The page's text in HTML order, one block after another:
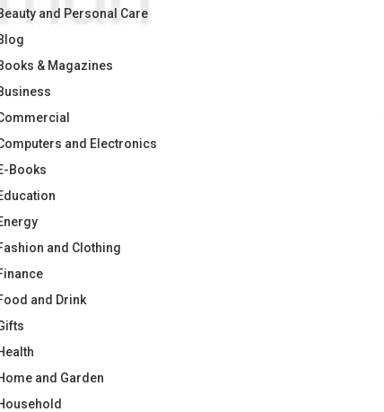
and Personal Care
& Magazines
and Electronics
Books
and Clothing
and Drink
and Garden